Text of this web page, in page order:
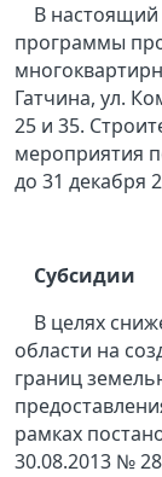
В
программы
Гатчина, ул.
25 и 35.
мероприятия
до 31 декабря
Субсидии
В целях
области на
границ
рамках
30.08.2013 №